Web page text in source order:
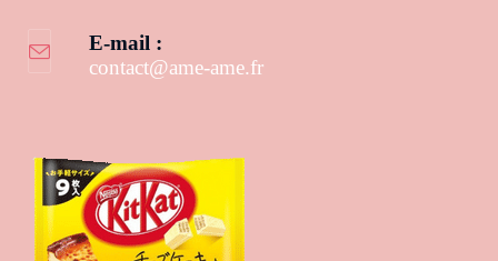
E-mail :
contact@ame-ame.frS’ouvre dans votre application